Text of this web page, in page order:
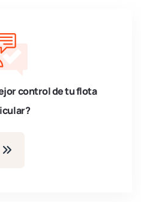
control de tu flota